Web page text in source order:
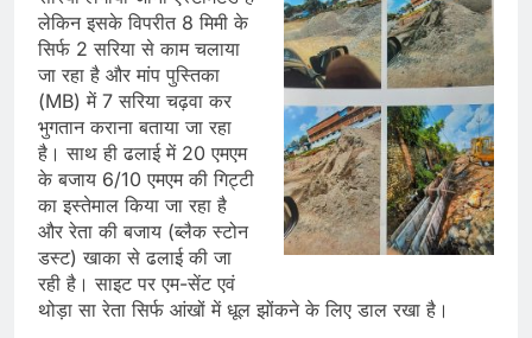
लेकिन इसके विपरीत 8 मिमी के
सिर्फ 2 सरिया से काम चलाया
जा रहा है और मांप पुस्तिका
(MB) में 7 सरिया चढ़वा कर
भुगतान कराना बताया जा रहा
है। साथ ही ढलाई में 20 एमएम
के बजाय 6/10 एमएम की गिट्टी
का इस्तेमाल किया जा रहा है
और रेता की बजाय (ब्लैक स्टोन
डस्ट) खाका से ढलाई की जा
रही है। साइट पर एम-सेंट एवं
थोड़ा सा रेता सिर्फ आंखों में धूल झोंकने के लिए डाल रखा है।